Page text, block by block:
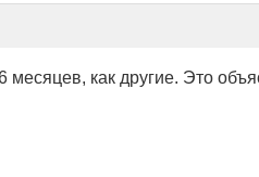
как другие. Это